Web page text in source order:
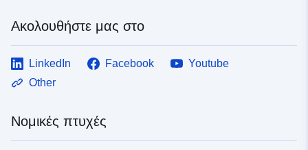
Ακολουθήστε μας στο
LinkedIn Facebook
Youtube
Other
Νομικές πτυχές